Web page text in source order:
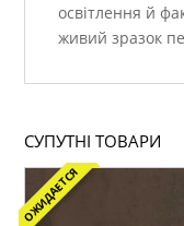
освітлення й
живий зразок
СУПУТНІ ТОВАРИ
ОЖИДАЕТСЯ